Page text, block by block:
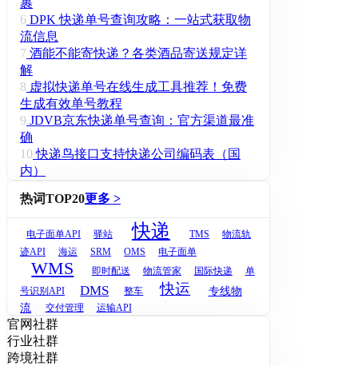
裹
6 DPK 快递单号查询攻略：一站式获取物
流信息
7 酒能不能寄快递？各类酒品寄送规定详
解
8 虚拟快递单号在线生成工具推荐！免费
生成有效单号教程
9 JDVB京东快递单号查询：官方渠道最准
确
10 快递鸟接口支持快递公司编码表（国
内）
热词TOP20更多 >
电子面单API 驿站 快递 TMS
物流轨
迹API
海运 SRM OMS 电子面单
WMS 即时配送 物流管家 国际快递
单
号识别API
DMS 整车 快运
专线物
流
交付管理 运输API
官网社群
行业社群
跨境社群